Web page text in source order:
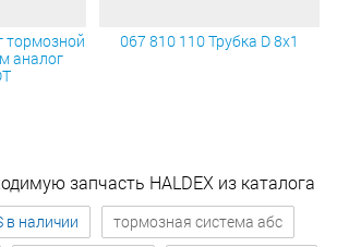
тормозной
аналог
067 810 110 Трубка D 8х1
запчасть HALDEX из каталога
в наличии
тормозная система абс